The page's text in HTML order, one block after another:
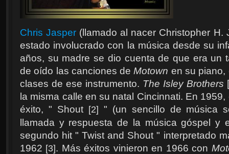
Chris Jasper (llamado al nacer Christopher H.
estado involucrado con la música desde su
años, su madre se dio cuenta de que era un
de oído las canciones deMotown en su piano,
clases de ese instrumento. The Isley Brothers
la misma calle en su natal Cincinnati. En
éxito, " Shout[2] " (un sencillo de música
llamada y respuesta de la música góspel y
segundo hit " Twist and Shout " interpretado
1962 [3]. Más éxitos vinieron en 1966 con